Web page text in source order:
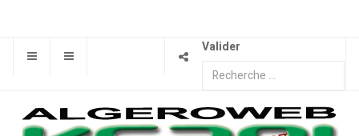
Valider